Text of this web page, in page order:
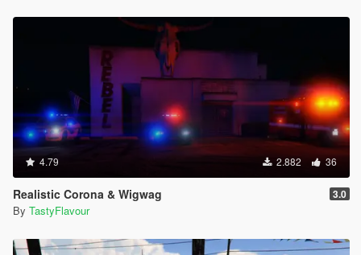
4.79 2.882 36
Realistic Corona & Wigwag 3.0
By TastyFlavour